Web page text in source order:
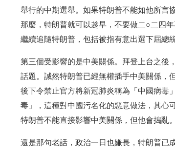
舉行的中期選舉。如果特朗普不能如他所言
那麼，特朗普就可以趁早，不要做二○二四
繼續追隨特朗普，包括被指有意出選下屆總
第三個受影響的是中美關係。拜登上台之後
話題。誠然特朗普已經無權插手中美關係，
後下令禁止官方將新冠肺炎稱為「中國病毒
毒」，這種對中國污名化的惡意做法，其心
特朗普不能直接影響中美關係，但他會搗亂。
還是那句老話，政治一日也嫌長，特朗普已